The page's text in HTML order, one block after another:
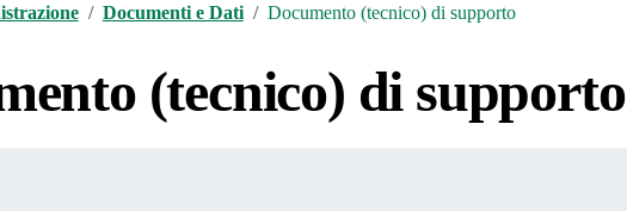
/ Documenti e Dati / Documento (tecnico) di supporto
(tecnico) di supporto